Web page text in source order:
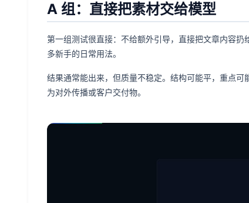
A 组：直接把素材交给模型
第一组测试很直接：不给额外引导，直接把文章内容
多新手的日常用法。
结果通常能出来，但质量不稳定。结构可能平，重点
为对外传播或客户交付物。